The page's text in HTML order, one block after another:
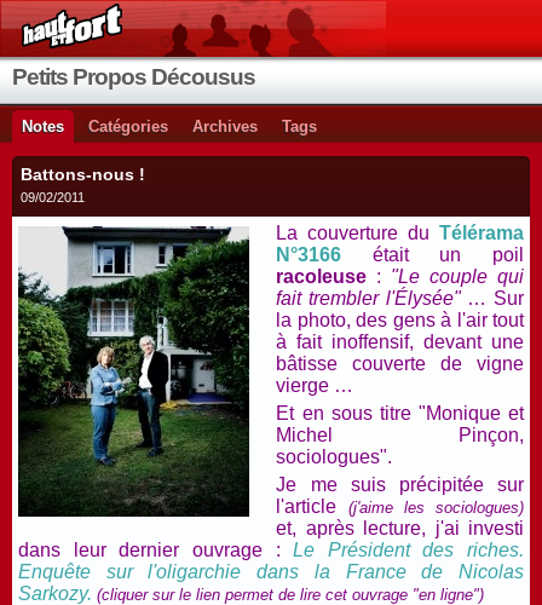
Petits Propos Décousus
Notes Catégories Archives Tags
Battons-nous !
09/02/2011
La couverture du Télérama
N°3166 était un poil
racoleuse : "Le couple qui
fait trembler l'Élysée"… Sur
la photo, des gens à l'air tout
à fait inoffensif, devant une
bâtisse couverte de vigne
vierge …
Et en sous titre "Monique et
Michel Pinçon,
sociologues".
Je me suis précipitée sur
l'article (j'aime les sociologues)
et, après lecture, j'ai investi
dans leur dernier ouvrage :Le Président des riches.
Enquête sur l'oligarchie dans la France de Nicolas
Sarkozy. (cliquer sur le lien permet de lire cet ouvrage "en ligne")